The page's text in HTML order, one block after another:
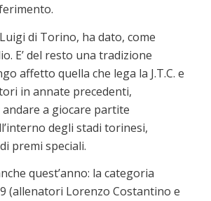
di Torino, ha dato, come
E’ del resto una tradizione
affetto quella che lega la J.T.C. e
in annate precedenti,
a giocare partite
degli stadi torinesi,
premi speciali.
quest’anno: la categoria
(allenatori Lorenzo Costantino e